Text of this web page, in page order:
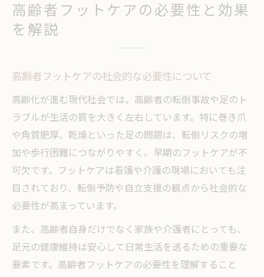
高齢者フットケアの必要性と効果
を解説
高齢者フットケアの社会的な必要性について
高齢化が進む現代社会では、高齢者の転倒事故や足のト
ラブルが生活の質を大きく左右しています。特に巻き爪
や角質肥厚、乾燥といった足の問題は、転倒リスクの増
加や歩行困難につながりやすく、早期のフットケアが不
可欠です。フットケアは看護や介護の現場においても注
目されており、転倒予防や自立支援の観点から社会的な
必要性が高まっています。
また、高齢者自身だけでなく家族や介護者にとっても、
足元の健康維持は安心して日常生活を送るための重要な
要素です。高齢者フットケアの必要性を理解すること